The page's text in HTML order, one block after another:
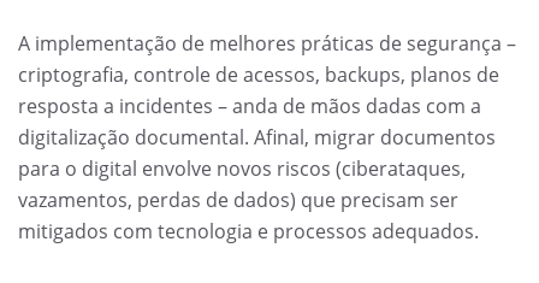
A implementação de melhores práticas de segurança –
criptografia, controle de acessos, backups, planos de
resposta a incidentes – anda de mãos dadas com a
digitalização documental. Afinal, migrar documentos
para o digital envolve novos riscos (ciberataques,
vazamentos, perdas de dados) que precisam ser
mitigados com tecnologia e processos adequados.